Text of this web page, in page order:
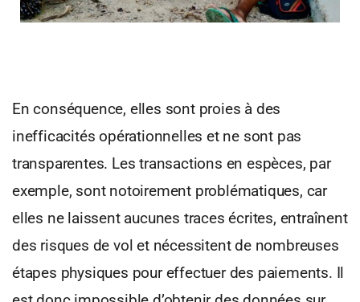
En conséquence, elles sont proies à des
inefficacités opérationnelles et ne sont pas
transparentes. Les transactions en espèces, par
exemple, sont notoirement problématiques, car
elles ne laissent aucunes traces écrites, entraînent
des risques de vol et nécessitent de nombreuses
étapes physiques pour effectuer des paiements. Il